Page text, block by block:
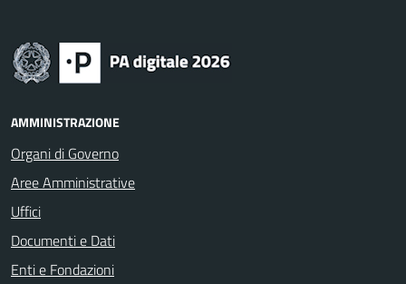
AMMINISTRAZIONE
Organi di Governo
Aree Amministrative
Uffici
Documenti e Dati
Enti e Fondazioni